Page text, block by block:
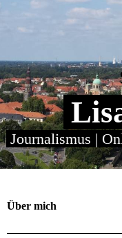
Journalismus |
Über mich